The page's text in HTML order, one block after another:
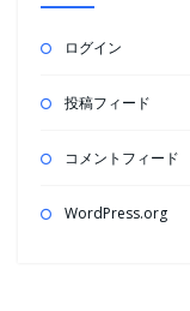
ログイン
投稿フィード
コメントフィード
WordPress.org